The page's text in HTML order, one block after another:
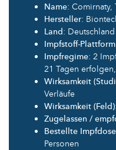
Name: Comirnaty,
Hersteller:
Land:
Impfstoff-Plattform
Impfregime: 2
21 Tagen
Wirksamkeit
Verläufe
Wirksamkeit (Feld)
Zugelassen /
Bestellte
Personen